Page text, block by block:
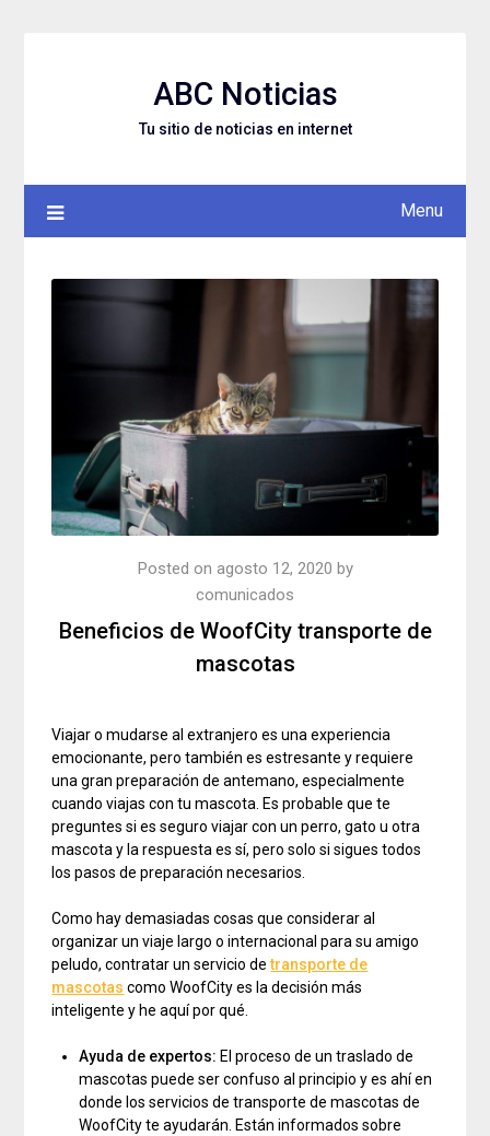
ABC Noticias
Tu sitio de noticias en internet
Menu
Beneficios de WoofCity transporte de
mascotas
Posted on agosto 12, 2020 by
comunicados
Viajar o mudarse al extranjero es una experiencia
emocionante, pero también es estresante y requiere
una gran preparación de antemano, especialmente
cuando viajas con tu mascota. Es probable que te
preguntes si es seguro viajar con un perro, gato u otra
mascota y la respuesta es sí, pero solo si sigues todos
los pasos de preparación necesarios.
Como hay demasiadas cosas que considerar al
organizar un viaje largo o internacional para su amigo
peludo, contratar un servicio detransporte de
mascotas como WoofCity es la decisión más
inteligente y he aquí por qué.
Ayuda de expertos: El proceso de un traslado de
mascotas puede ser confuso al principio y es ahí en
donde los servicios de transporte de mascotas de
WoofCity te ayudarán. Están informados sobre